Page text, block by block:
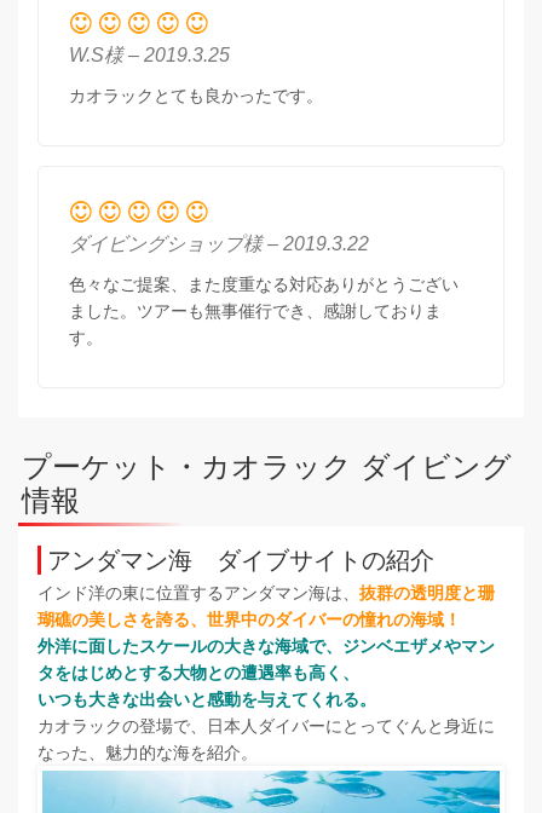
W.S様 – 2019.3.25
カオラックとても良かったです。
ダイビングショップ様 – 2019.3.22
色々なご提案、また度重なる対応ありがとうござい
ました。ツアーも無事催行でき、感謝しておりま
す。
プーケット・カオラック ダイビング
情報
アンダマン海 ダイブサイトの紹介
インド洋の東に位置するアンダマン海は、 抜群の透明度と珊
瑚礁の美しさを誇る、世界中のダイバーの憧れの海域！
外洋に面したスケールの大きな海域で、ジンベエザメやマン
タをはじめとする大物との遭遇率も高く、
いつも大きな出会いと感動を与えてくれる。
カオラックの登場で、日本人ダイバーにとってぐんと身近に
なった、魅力的な海を紹介。